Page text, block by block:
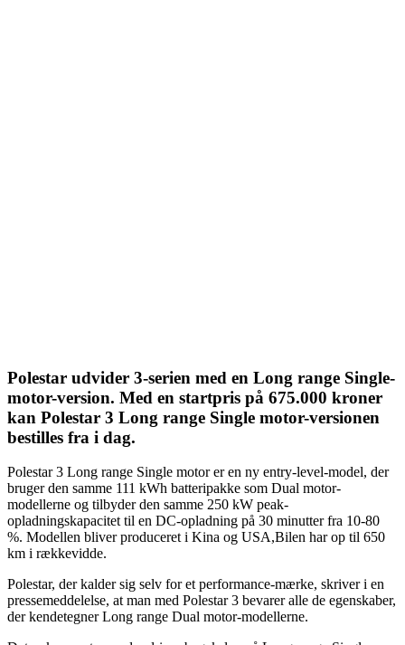
Polestar udvider 3-serien med en Long range Single-
motor-version. Med en startpris på 675.000 kroner
kan Polestar 3 Long range Single motor-versionen
bestilles fra i dag.
Polestar 3 Long range Single motor er en ny entry-level-model, der
bruger den samme 111 kWh batteripakke som Dual motor-
modellerne og tilbyder den samme 250 kW peak-
opladningskapacitet til en DC-opladning på 30 minutter fra 10-80
%. Modellen bliver produceret i Kina og USA,Bilen har op til 650
km i rækkevidde.
Polestar, der kalder sig selv for et performance-mærke, skriver i en
pressemeddelelse, at man med Polestar 3 bevarer alle de egenskaber,
der kendetegner Long range Dual motor-modellerne.